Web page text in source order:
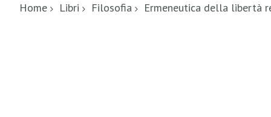
Home Libri Filosofia Ermeneutica della libertà